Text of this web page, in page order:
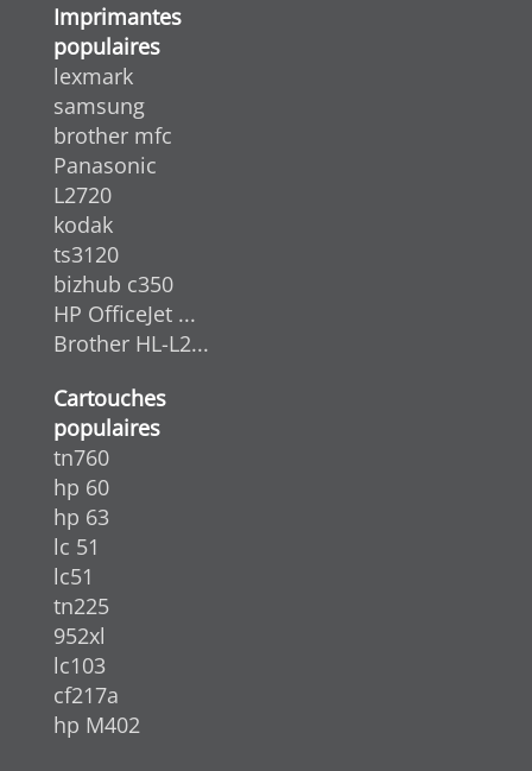
Imprimantes
populaires
lexmark
samsung
brother mfc
Panasonic
L2720
kodak
ts3120
bizhub c350
HP OfficeJet ...
Brother HL-L2...
Cartouches
populaires
tn760
hp 60
hp 63
lc 51
lc51
tn225
952xl
lc103
cf217a
hp M402